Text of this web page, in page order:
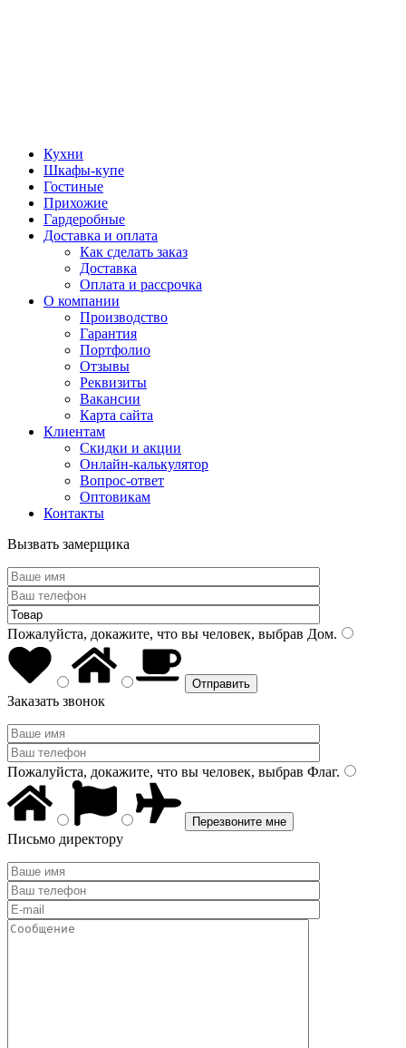
Кухни
Шкафы-купе
Гостиные
Прихожие
Гардеробные
Доставка и оплата
Как сделать заказ
Доставка
Оплата и рассрочка
О компании
Производство
Гарантия
Портфолио
Отзывы
Реквизиты
Вакансии
Карта сайта
Клиентам
Скидки и акции
Онлайн-калькулятор
Вопрос-ответ
Оптовикам
Контакты
Вызвать замерщика
Пожалуйста, докажите, что вы человек, выбрав Дом.
Заказать звонок
Пожалуйста, докажите, что вы человек, выбрав Флаг.
Письмо директору